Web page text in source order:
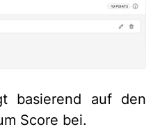
basierend auf den
Score bei.